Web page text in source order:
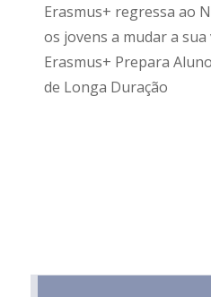
Erasmus+ regressa ao
os jovens a mudar a sua
Erasmus+ Prepara
de Longa Duração